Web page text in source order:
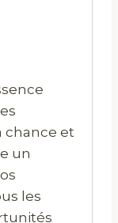
chance et
un
les